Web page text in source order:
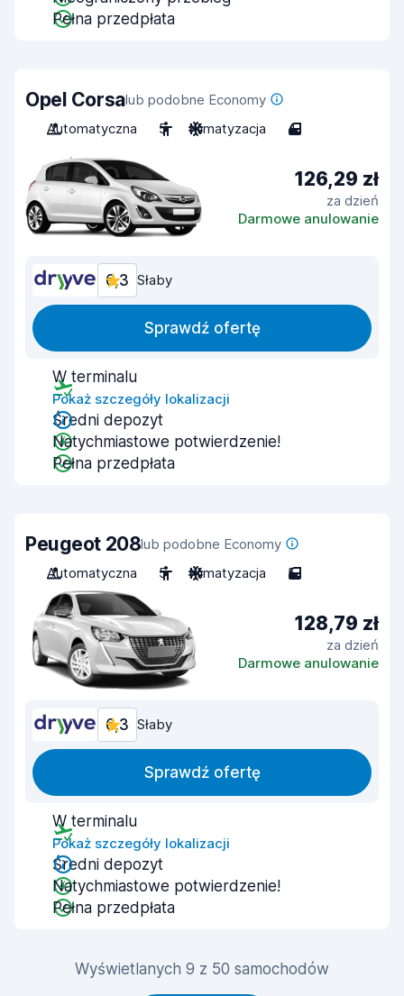
Pełna przedpłata
Opel Corsalub podobne Economy
Automatyczna
5 Klimatyzacja 4
126,29 zł
za dzień
Darmowe anulowanie
6,3 Słaby
Sprawdź ofertę
W terminalu
Pokaż szczegóły lokalizacji
Średni depozyt
Natychmiastowe potwierdzenie!
Pełna przedpłata
Peugeot 208lub podobne Economy
Automatyczna
5 Klimatyzacja 5
128,79 zł
za dzień
Darmowe anulowanie
6,3 Słaby
Sprawdź ofertę
W terminalu
Pokaż szczegóły lokalizacji
Średni depozyt
Natychmiastowe potwierdzenie!
Pełna przedpłata
Wyświetlanych 9 z 50 samochodów